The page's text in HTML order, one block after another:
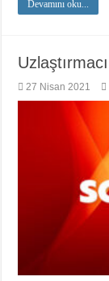
Devamını oku...
27 Nisan 2021